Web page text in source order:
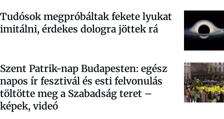
Tudósok megpróbáltak fekete lyukat
imitálni, érdekes dologra jöttek rá
Szent Patrik-nap Budapesten: egész
napos ír fesztivál és esti felvonulás
töltötte meg a Szabadság teret –
képek, videó